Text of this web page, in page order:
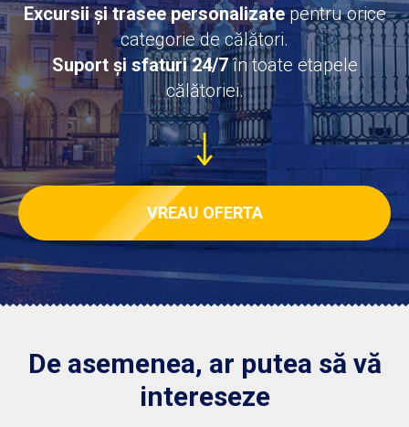
Excursii și trasee personalizatepentru orice
categorie de călători.
Suport și sfaturi 24/7în toate etapele
călătoriei.
VREAU OFERTA
De asemenea, ar putea să vă
intereseze